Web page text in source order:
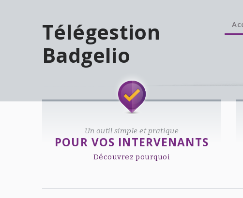
Télégestion
Badgelio
Welcome!
Un outil simple et pratique
POUR VOS INTERVENANTS
Découvrez pourquoi